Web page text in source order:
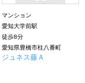
マンション
愛知大学前駅
徒歩8分
愛知県豊橋市柱八番町
ジュネス藤Ａ